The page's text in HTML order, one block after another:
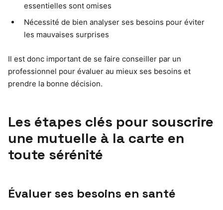
essentielles sont omises
Nécessité de bien analyser ses besoins pour éviter
les mauvaises surprises
Il est donc important de se faire conseiller par un
professionnel pour évaluer au mieux ses besoins et
prendre la bonne décision.
Les étapes clés pour souscrire
une mutuelle à la carte en
toute sérénité
Évaluer ses besoins en santé